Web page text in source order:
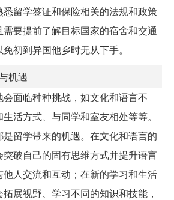
留学签证和保险相关的法规和政策
要提前了解目标国家的宿舍和交通
初到异国他乡时无从下手。
机遇
面临种种挑战，如文化和语言不
活方式、与同学和室友相处等等。
留学带来的机遇。在文化和语言的
破自己的固有思维方式并提升语言
人交流和互动；在新的学习和生活
展视野、学习不同的知识和技能，